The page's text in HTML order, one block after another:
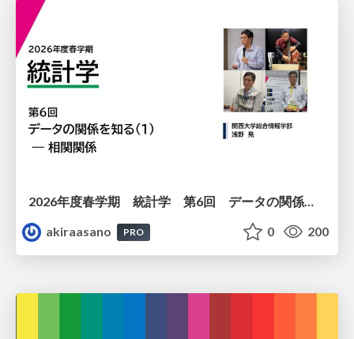
2026年度春学期 統計学 第6回 データの関係を知る（１）ー 相関関係 (2026. 5. 14)
akiraasano
PRO 0 200